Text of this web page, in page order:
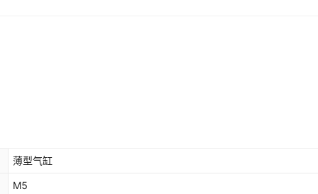
薄型气缸
M5